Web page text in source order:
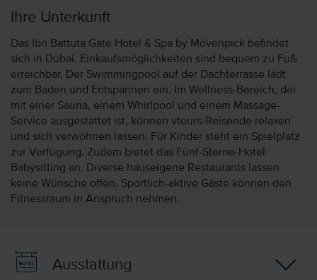
Ihre Unterkunft
Das Ibn Battuta Gate Hotel & Spa by Mövenpick befindet
sich in Dubai. Einkaufsmöglichkeiten sind bequem zu Fuß
erreichbar. Der Swimmingpool auf der Dachterrasse lädt
zum Baden und Entspannen ein. Im Wellness-Bereich, der
mit einer Sauna, einem Whirlpool und einem Massage-
Service ausgestattet ist, können vtours-Reisende relaxen
und sich verwöhnen lassen. Für Kinder steht ein Spielplatz
zur Verfügung. Zudem bietet das Fünf-Sterne-Hotel
Babysitting an. Diverse hauseigene Restaurants lassen
keine Wünsche offen. Sportlich-aktive Gäste können den
Fitnessraum in Anspruch nehmen.
Ausstattung